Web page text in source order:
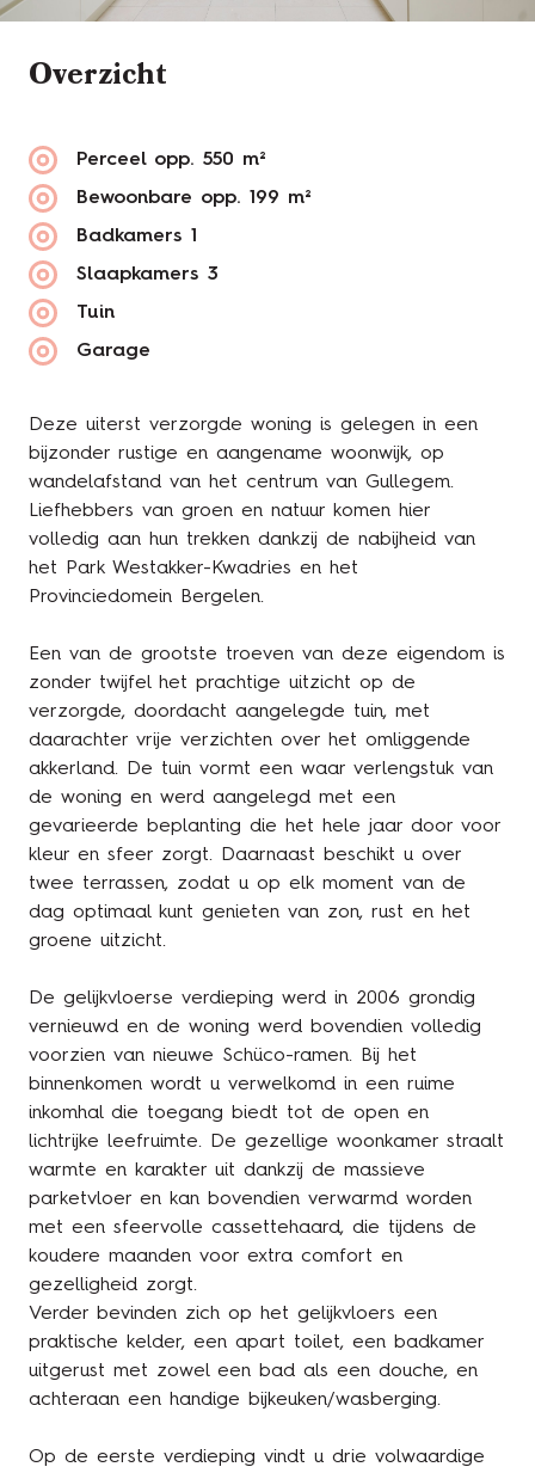
Overzicht
Perceel opp. 550 m²
Bewoonbare opp. 199 m²
Badkamers 1
Slaapkamers 3
Tuin
Garage
Deze uiterst verzorgde woning is gelegen in een
bijzonder rustige en aangename woonwijk, op
wandelafstand van het centrum van Gullegem.
Liefhebbers van groen en natuur komen hier
volledig aan hun trekken dankzij de nabijheid van
het Park Westakker-Kwadries en het
Provinciedomein Bergelen.
Een van de grootste troeven van deze eigendom is
zonder twijfel het prachtige uitzicht op de
verzorgde, doordacht aangelegde tuin, met
daarachter vrije verzichten over het omliggende
akkerland. De tuin vormt een waar verlengstuk van
de woning en werd aangelegd met een
gevarieerde beplanting die het hele jaar door voor
kleur en sfeer zorgt. Daarnaast beschikt u over
twee terrassen, zodat u op elk moment van de
dag optimaal kunt genieten van zon, rust en het
groene uitzicht.
De gelijkvloerse verdieping werd in 2006 grondig
vernieuwd en de woning werd bovendien volledig
voorzien van nieuwe Schüco-ramen. Bij het
binnenkomen wordt u verwelkomd in een ruime
inkomhal die toegang biedt tot de open en
lichtrijke leefruimte. De gezellige woonkamer straalt
warmte en karakter uit dankzij de massieve
parketvloer en kan bovendien verwarmd worden
met een sfeervolle cassettehaard, die tijdens de
koudere maanden voor extra comfort en
gezelligheid zorgt.
Verder bevinden zich op het gelijkvloers een
praktische kelder, een apart toilet, een badkamer
uitgerust met zowel een bad als een douche, en
achteraan een handige bijkeuken/wasberging.
Op de eerste verdieping vindt u drie volwaardige